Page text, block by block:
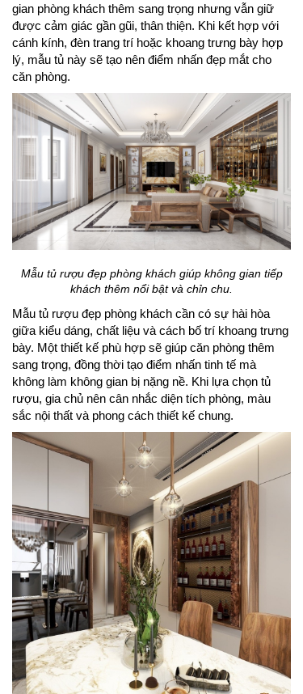
gian phòng khách thêm sang trọng nhưng vẫn giữ
được cảm giác gần gũi, thân thiện. Khi kết hợp với
cánh kính, đèn trang trí hoặc khoang trưng bày hợp
lý, mẫu tủ này sẽ tạo nên điểm nhấn đẹp mắt cho
căn phòng.
Mẫu tủ rượu đẹp phòng khách giúp không gian tiếp
khách thêm nổi bật và chỉn chu.
Mẫu tủ rượu đẹp phòng khách cần có sự hài hòa
giữa kiểu dáng, chất liệu và cách bố trí khoang trưng
bày. Một thiết kế phù hợp sẽ giúp căn phòng thêm
sang trọng, đồng thời tạo điểm nhấn tinh tế mà
không làm không gian bị nặng nề. Khi lựa chọn tủ
rượu, gia chủ nên cân nhắc diện tích phòng, màu
sắc nội thất và phong cách thiết kế chung.